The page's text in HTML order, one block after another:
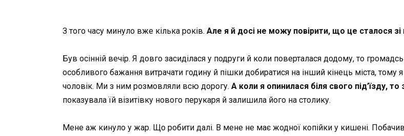
З того часу минуло вже кілька років. Але я й досі не можу повірити, що це сталося
Був осінній вечір. Я довго засиділася у подруги й коли поверталася додому, то
особливого бажання витрачати годину й пішки добиратися на інший кінець міста,
чоловік. Ми з ним розмовляли всю дорогу. А коли я опинилася біля свого під’їзду,
показувала їй візитівку нового перукаря й залишила його на столику.
Мене аж кинуло у жар. Що робити далі. В мене не має жодної копійки у кишені.